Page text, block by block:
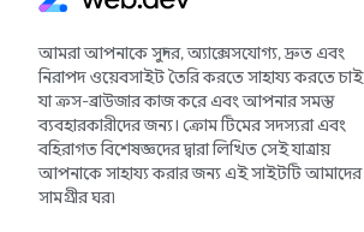
আমরা আপনাকে সুন্দর, অ্যাক্সেসযোগ্য, দ্রুত এবং
নিরাপদ ওয়েবসাইট তৈরি করতে সাহায্য করতে চাই
যা ক্রস-ব্রাউজার কাজ করে এবং আপনার সমস্ত
ব্যবহারকারীদের জন্য। ক্রোম টিমের সদস্যরা এবং
বহিরাগত বিশেষজ্ঞদের দ্বারা লিখিত সেই যাত্রায়
আপনাকে সাহায্য করার জন্য এই সাইটটি আমাদের
সামগ্রীর ঘর৷